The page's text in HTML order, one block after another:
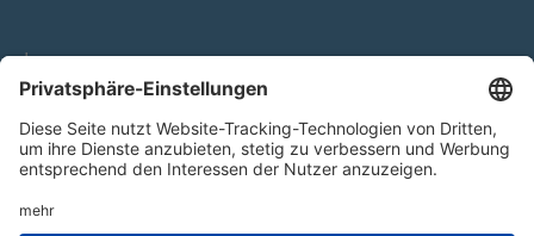
Impressum
Datenschutz
FAQ